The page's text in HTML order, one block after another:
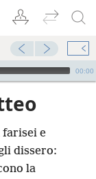
00:00
farisei e
dissero:
la